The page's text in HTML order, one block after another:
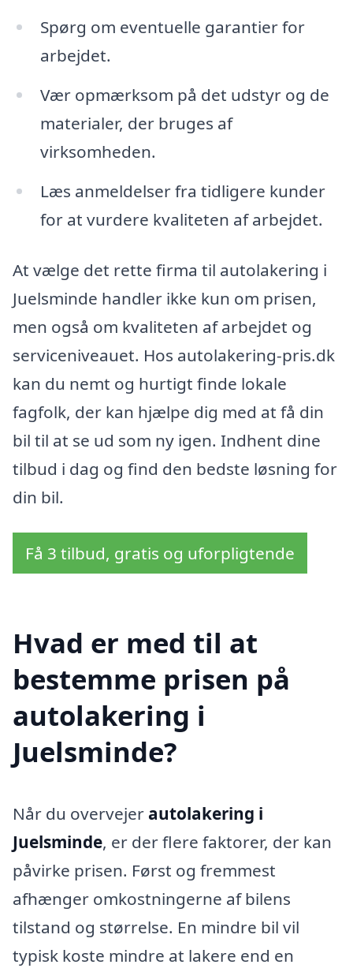
Spørg om eventuelle garantier for
arbejdet.
Vær opmærksom på det udstyr og de
materialer, der bruges af
virksomheden.
Læs anmeldelser fra tidligere kunder
for at vurdere kvaliteten af arbejdet.
At vælge det rette firma til autolakering i
Juelsminde handler ikke kun om prisen,
men også om kvaliteten af arbejdet og
serviceniveauet. Hos autolakering-pris.dk
kan du nemt og hurtigt finde lokale
fagfolk, der kan hjælpe dig med at få din
bil til at se ud som ny igen. Indhent dine
tilbud i dag og find den bedste løsning for
din bil.
Få 3 tilbud, gratis og uforpligtende
Hvad er med til at
bestemme prisen på
autolakering i
Juelsminde?
Når du overvejer autolakering i
Juelsminde, er der flere faktorer, der kan
påvirke prisen. Først og fremmest
afhænger omkostningerne af bilens
tilstand og størrelse. En mindre bil vil
typisk koste mindre at lakere end en